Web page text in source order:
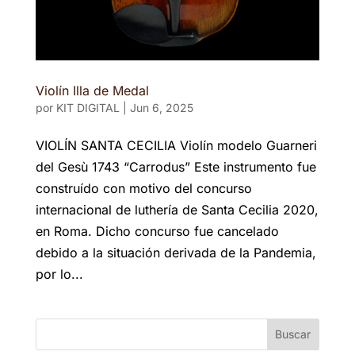
Violín Illa de Medal
por KIT DIGITAL Jun 6, 2025
VIOLÍN SANTA CECILIA Violín modelo Guarneri
del Gesù 1743 “Carrodus” Este instrumento fue
construído con motivo del concurso
internacional de luthería de Santa Cecilia 2020,
en Roma. Dicho concurso fue cancelado
debido a la situación derivada de la Pandemia,
por lo...
Buscar